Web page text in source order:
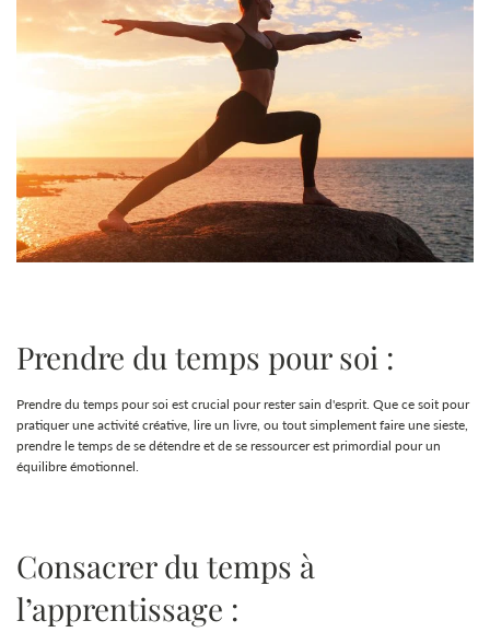
Prendre du temps pour soi :
Prendre du temps pour soi est crucial pour rester sain d'esprit. Que ce soit pour
pratiquer une activité créative, lire un livre, ou tout simplement faire une sieste,
prendre le temps de se détendre et de se ressourcer est primordial pour un
équilibre émotionnel.
Consacrer du temps à
l’apprentissage :